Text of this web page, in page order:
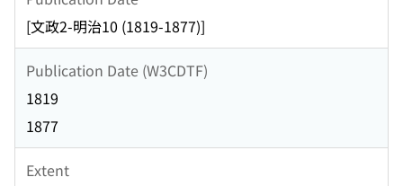
[文政2-明治10 (1819-1877)]
Publication Date (W3CDTF)
1819
1877
Extent